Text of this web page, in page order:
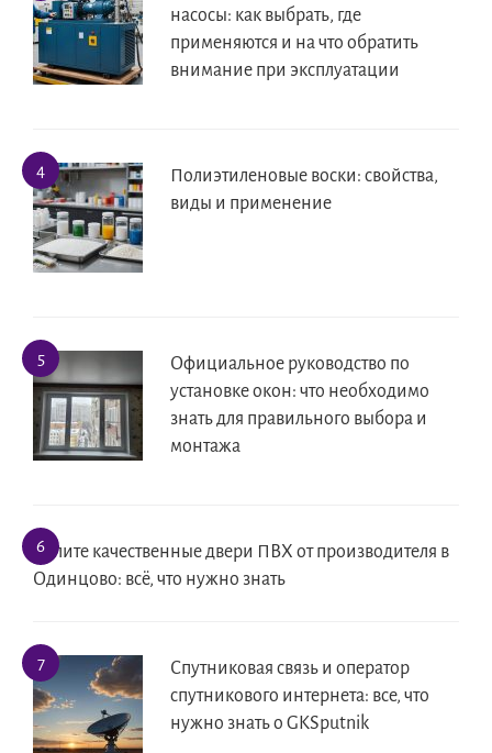
насосы: как выбрать, где
применяются и на что обратить
внимание при эксплуатации
Полиэтиленовые воски: свойства,
виды и применение
Официальное руководство по
установке окон: что необходимо
знать для правильного выбора и
монтажа
Купите качественные двери ПВХ от производителя в
Одинцово: всё, что нужно знать
Спутниковая связь и оператор
спутникового интернета: все, что
нужно знать о GKSputnik